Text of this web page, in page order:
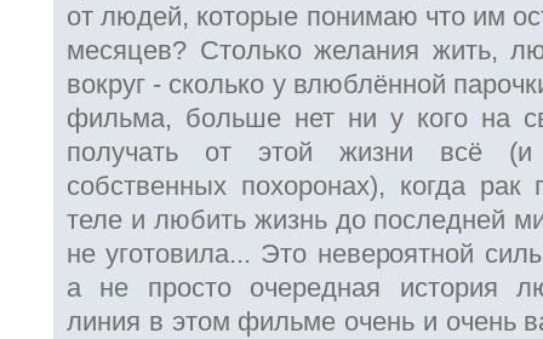
от людей, которые понимаю что им
месяцев? Столько желания жить,
вокруг - сколько у влюблённой
фильма, больше нет ни у кого на
получать от этой жизни всё
собственных похоронах), когда
теле и любить жизнь до последней
не уготовила... Это невероятной
а не просто очередная история
линия в этом фильме очень и очень